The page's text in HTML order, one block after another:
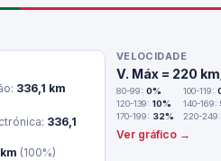
336,1 km
336,1
(100%)
VELOCIDADE
V. Máx = 220
80-99: 0% 100-119:
120-139: 10% 140-169:
170-199: 32% 220-249:
Ver gráfico →